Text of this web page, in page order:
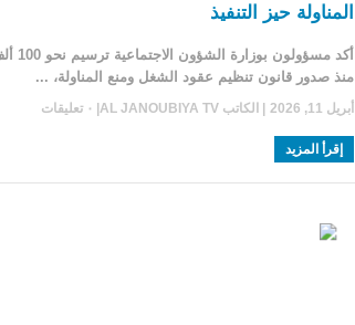
المناولة حيز التنفيذ
أكد مسؤولون
منذ صدور قانون تنظيم عقود الشغل ومنع المناولة، ...
أبريل 11, 2026 | الكاتب AL JANOUBIYA TV
|
إقرأ المزيد